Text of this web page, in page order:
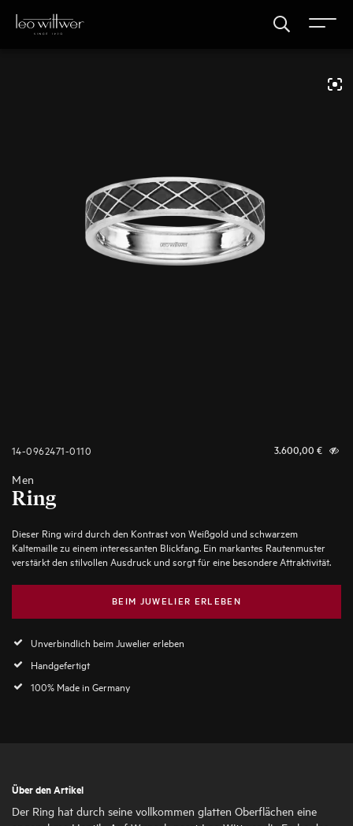
14-0962471-0110 3.600,00 €
Men
Ring
Dieser Ring wird durch den Kontrast von Weißgold und schwarzem
Kaltemaille zu einem interessanten Blickfang. Ein markantes Rautenmuster
verstärkt den stilvollen Ausdruck und sorgt für eine besondere Attraktivität.
BEIM JUWELIER ERLEBEN
Unverbindlich beim Juwelier erleben
Handgefertigt
100% Made in Germany
Über den Artikel
Der Ring hat durch seine vollkommen glatten Oberflächen eine